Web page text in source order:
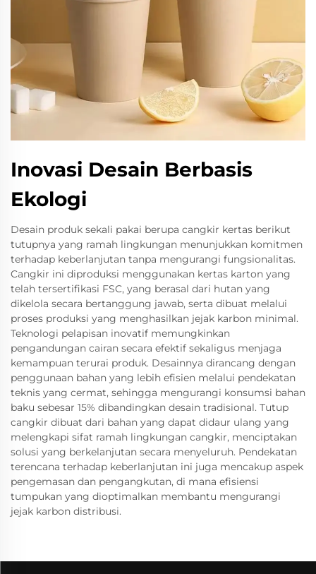
Inovasi Desain Berbasis
Ekologi
Desain produk sekali pakai berupa cangkir kertas berikut
tutupnya yang ramah lingkungan menunjukkan komitmen
terhadap keberlanjutan tanpa mengurangi fungsionalitas.
Cangkir ini diproduksi menggunakan kertas karton yang
telah tersertifikasi FSC, yang berasal dari hutan yang
dikelola secara bertanggung jawab, serta dibuat melalui
proses produksi yang menghasilkan jejak karbon minimal.
Teknologi pelapisan inovatif memungkinkan
pengandungan cairan secara efektif sekaligus menjaga
kemampuan terurai produk. Desainnya dirancang dengan
penggunaan bahan yang lebih efisien melalui pendekatan
teknis yang cermat, sehingga mengurangi konsumsi bahan
baku sebesar 15% dibandingkan desain tradisional. Tutup
cangkir dibuat dari bahan yang dapat didaur ulang yang
melengkapi sifat ramah lingkungan cangkir, menciptakan
solusi yang berkelanjutan secara menyeluruh. Pendekatan
terencana terhadap keberlanjutan ini juga mencakup aspek
pengemasan dan pengangkutan, di mana efisiensi
tumpukan yang dioptimalkan membantu mengurangi
jejak karbon distribusi.